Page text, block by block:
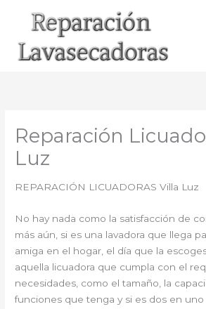
Reparación
Luz
REPARACIÓN LICUADORAS Villa Luz
No hay nada como la satisfacción de
más aún, si es una lavadora que llega
amiga en el hogar, el día que la
aquella licuadora que cumpla con el
necesidades, como el tamaño, la
funciones que tenga y si es dos en